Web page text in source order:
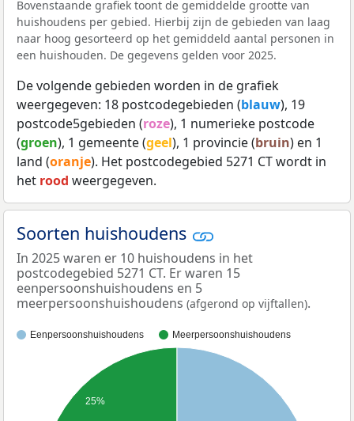
Bovenstaande grafiek toont de gemiddelde grootte van
huishoudens per gebied. Hierbij zijn de gebieden van laag
naar hoog gesorteerd op het gemiddeld aantal personen in
een huishouden. De gegevens gelden voor 2025.
De volgende gebieden worden in de grafiek
weergegeven: 18 postcodegebieden (blauw), 19
postcode5gebieden (roze), 1 numerieke postcode
(groen), 1 gemeente (geel), 1 provincie (bruin) en 1
land (oranje). Het postcodegebied 5271 CT wordt in
het rood weergegeven.
Soorten huishoudens
In 2025 waren er 10 huishoudens in het
postcodegebied 5271 CT. Er waren 15
eenpersoonshuishoudens en 5
meerpersoonshuishoudens (afgerond op vijftallen).
Eenpersoonshuishoudens Meerpersoonshuishoudens
25%